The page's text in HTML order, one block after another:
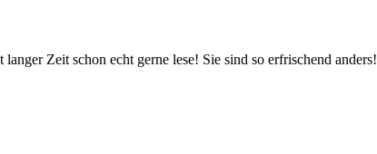
Zeit schon echt gerne lese! Sie sind so erfrischend anders!